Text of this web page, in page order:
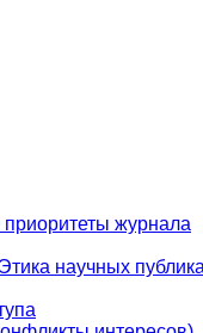
приоритеты журнала
научных